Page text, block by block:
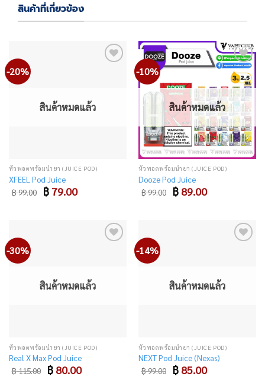
สินค้าที่เกี่ยวข้อง
-20%
สินค้าหมดแล้ว
หัวพอตพร้อมน้ำยา (JUICE POD)
XFEEL Pod Juice
฿99.00 Original
price
฿ 79.00Current
price
-10%
Add
to
wishlist
สินค้าหมดแล้ว
หัวพอตพร้อมน้ำยา (JUICE POD)
Dooze Pod Juice
฿99.00 Original
price
฿ 89.00Current
price
-30%
สินค้าหมดแล้ว
หัวพอตพร้อมน้ำยา (JUICE POD)
Real X Max Pod Juice
฿115.00 Original
price
฿ 80.00Current
price
-14%
สินค้าหมดแล้ว
หัวพอตพร้อมน้ำยา (JUICE POD)
NEXT Pod Juice (Nexas)
฿99.00 Original
price
฿ 85.00Current
price